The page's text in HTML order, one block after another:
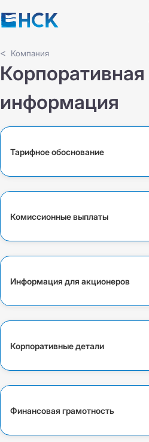
Компания
Корпоративная
информация
Тарифное обоснование
Комиссионные выплаты
Информация для акционеров
Корпоративные детали
Финансовая грамотность